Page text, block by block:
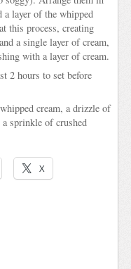
a layer of the whipped
this process, creating
a single layer of cream,
with a layer of cream.
2 hours to set before
cream, a drizzle of
sprinkle of crushed
X